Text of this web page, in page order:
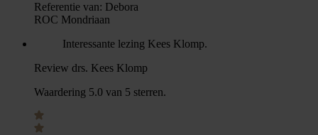
Referentie van: Debora
ROC Mondriaan
Interessante lezing Kees Klomp.
Review drs. Kees Klomp
Waardering 5.0 van 5 sterren.